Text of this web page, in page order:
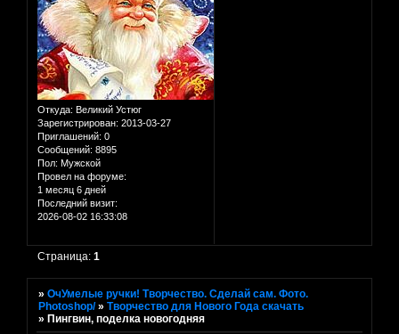
Откуда: Великий Устюг
Зарегистрирован: 2013-03-27
Приглашений: 0
Сообщений: 8895
Пол: Мужской
Провел на форуме:
1 месяц 6 дней
Последний визит:
2026-08-02 16:33:08
Страница:1
»ОчУмелые ручки! Творчество. Сделай сам. Фото.
Photoshop/ »Творчество для Нового Года скачать
»Пингвин, поделка новогодняя